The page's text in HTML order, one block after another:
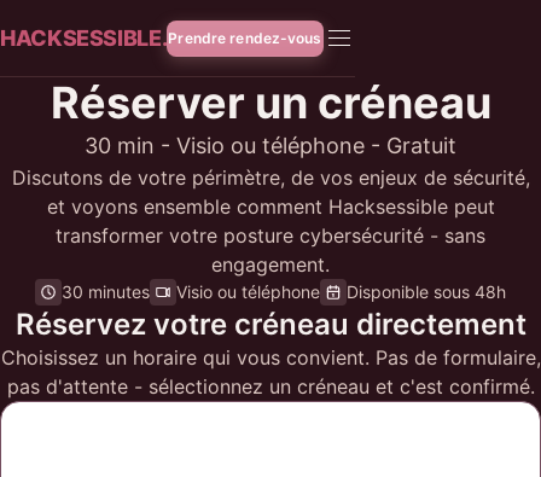
HACKSESSIBLE.Prendre rendez-vous
Réserver un créneau
30 min - Visio ou téléphone - Gratuit
Discutons de votre périmètre, de vos enjeux de sécurité,
et voyons ensemble comment Hacksessible peut
transformer votre posture cybersécurité - sans
engagement.
30 minutes Visio ou téléphone Disponible sous 48h
Réservez votre créneau directement
Choisissez un horaire qui vous convient. Pas de formulaire,
pas d'attente - sélectionnez un créneau et c'est confirmé.